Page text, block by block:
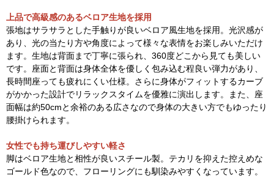
上品で高級感のあるベロア生地を採用
張地はサラサラとした手触りが良いベロア風生地を採用。光沢感が
あり、光の当たり方や角度によって様々な表情をお楽しみいただけ
ます。生地は背面まで丁寧に張られ、360度どこから見ても美しい
です。座面と背面は身体全体を優しく包み込む程良い弾力があり、
長時間座っても疲れにくい仕様。さらに身体がフィットするカーブ
がかかった設計でリラックスタイムを優雅に演出します。また、座
面幅は約50cmと余裕のある広さなので身体の大きい方でもゆったり
腰掛けられます。
女性でも持ち運びしやすい軽さ
脚はベロア生地と相性が良いスチール製。テカリを抑えた控えめな
ゴールド色なので、フローリングにも馴染みやすくなっています。